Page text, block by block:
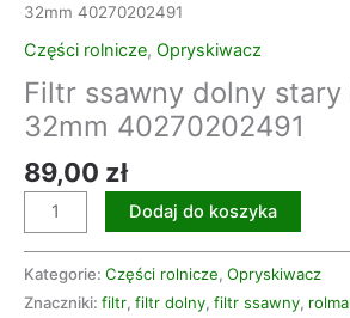
32mm 40270202491
Części rolnicze, Opryskiwacz
Filtr ssawny dolny
32mm 40270202491
89,00 zł
Dodaj do koszyka
Kategorie: Części rolnicze, Opryskiwacz
Znaczniki: filtr, filtr dolny, filtr ssawny,